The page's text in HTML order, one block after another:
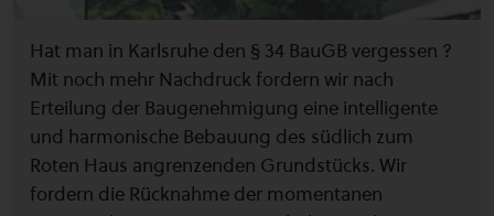
Hat man in Karlsruhe den § 34 BauGB vergessen ?
Mit noch mehr Nachdruck fordern wir nach
Erteilung der Baugenehmigung eine intelligente
und harmonische Bebauung des südlich zum
Roten Haus angrenzenden Grundstücks. Wir
fordern die Rücknahme der momentanen